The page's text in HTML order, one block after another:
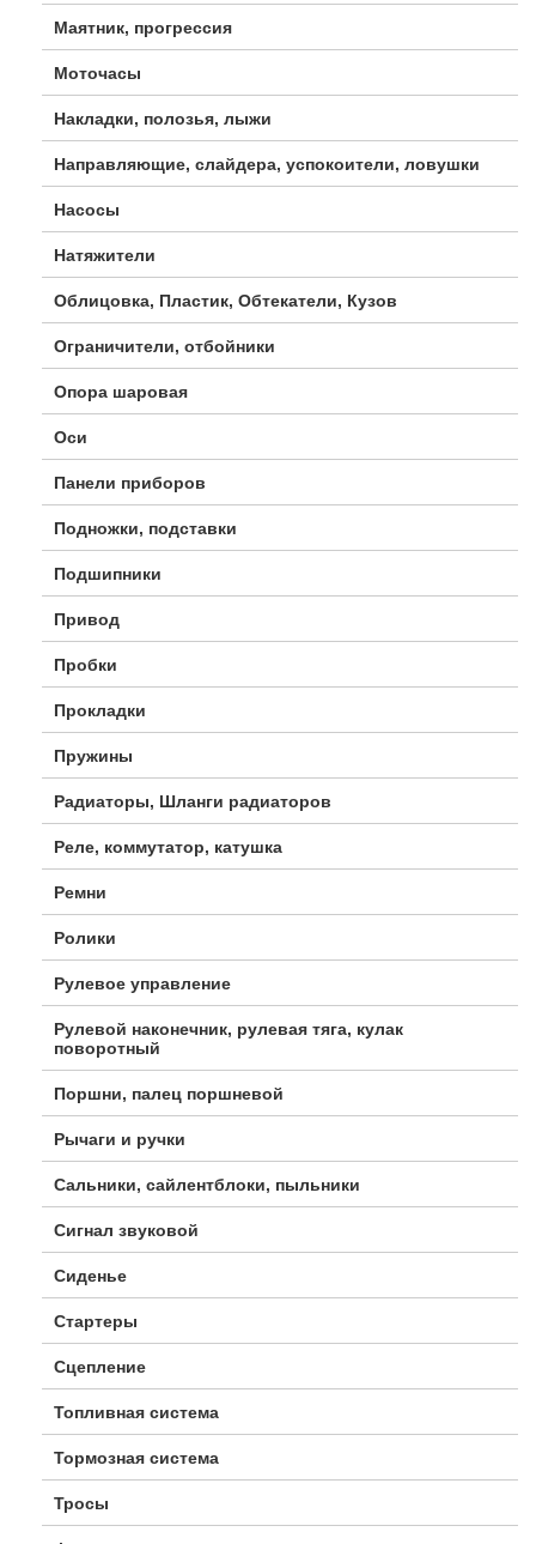
Маятник, прогрессия
Моточасы
Накладки, полозья, лыжи
Направляющие, слайдера, успокоители, ловушки
Насосы
Натяжители
Облицовка, Пластик, Обтекатели, Кузов
Ограничители, отбойники
Опора шаровая
Оси
Панели приборов
Подножки, подставки
Подшипники
Привод
Пробки
Прокладки
Пружины
Радиаторы, Шланги радиаторов
Реле, коммутатор, катушка
Ремни
Ролики
Рулевое управление
Рулевой наконечник, рулевая тяга, кулак
поворотный
Поршни, палец поршневой
Рычаги и ручки
Сальники, сайлентблоки, пыльники
Сигнал звуковой
Сиденье
Стартеры
Сцепление
Топливная система
Тормозная система
Тросы